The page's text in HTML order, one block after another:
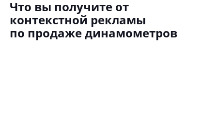
Что вы получите от
контекстной рекламы
по продаже динамометров